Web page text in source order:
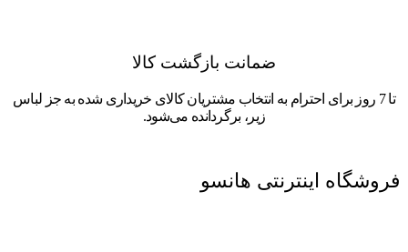
ضمانت بازگشت کالا
تا 7 روز برای احترام به انتخاب مشتریان کالای خریداری شده به جز لباس
زیر، برگردانده می‌شود.
فروشگاه اینترنتی هانسو